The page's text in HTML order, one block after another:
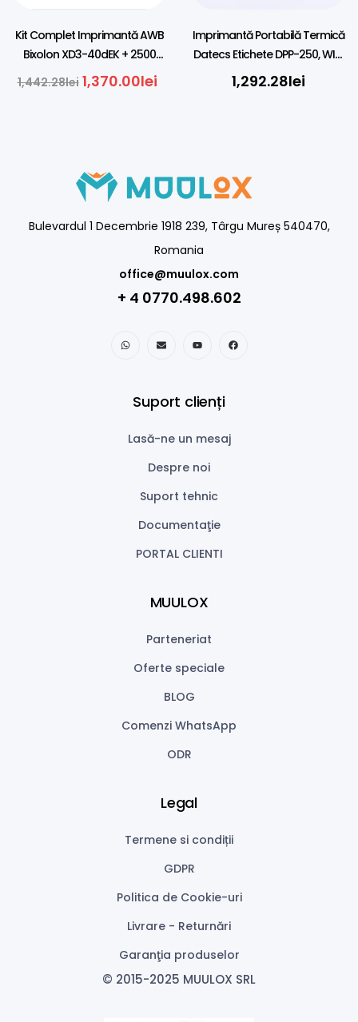
Kit Complet Imprimantă AWB
Bixolon XD3-40dEK + 2500
Etichete Termice A6
1,442.28lei 1,370.00lei
Imprimantă Portabilă Termică
Datecs Etichete DPP-250, WIFI,
58mm
1,292.28lei
Bulevardul 1 Decembrie 1918 239, Târgu Mureș 540470,
Romania
office@muulox.com
+ 4 0770.498.602
Suport clienți
Lasă-ne un mesaj
Despre noi
Suport tehnic
Documentaţie
PORTAL CLIENTI
MUULOX
Parteneriat
Oferte speciale
BLOG
Comenzi WhatsApp
ODR
Legal
Termene si condiții
GDPR
Politica de Cookie-uri
Livrare - Returnări
Garanţia produselor
© 2015-2025 MUULOX SRL